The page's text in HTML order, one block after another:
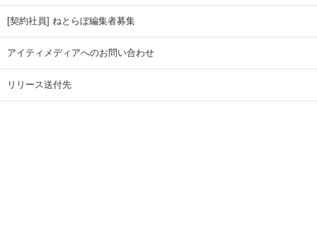
[契約社員] ねとらぼ編集者募集
アイティメディアへのお問い合わせ
リリース送付先